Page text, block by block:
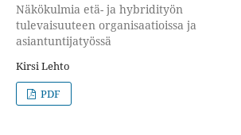
Näkökulmia etä- ja hybridityön
tulevaisuuteen organisaatioissa ja
asiantuntijatyössä
Kirsi Lehto
PDF